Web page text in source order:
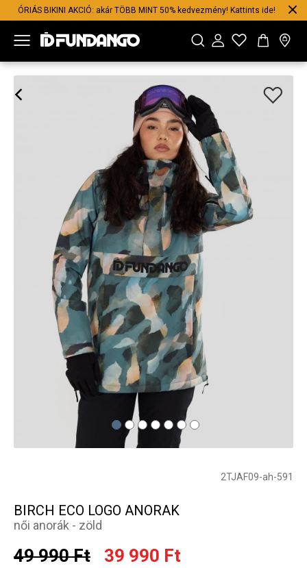
ÓRIÁS BIKINI AKCIÓ: akár TÖBB MINT 50% kedvezmény! Kattints ide!
2TJAF09-ah-591
BIRCH ECO LOGO ANORAK
női anorák - zöld
49 990 Ft 39 990 Ft